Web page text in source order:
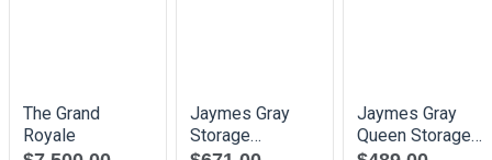
Verzendkosten:
1 - 20 Stuks: 4,50